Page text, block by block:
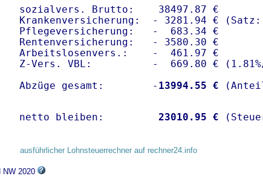
sozialvers. Brutto:    38497.87 €
Krankenversicherung:  - 3281.94 €
Pflegeversicherung:   -  683.34 €
Rentenversicherung:   - 3580.30 €
Arbeitslosenvers.:    -  461.97 €
Z-Vers. VBL:          -  669.80 € ( 1.81%
Abzüge gesamt:        - 13994.55 €
netto bleiben: 23010.95 €
ausführlicher Lohnsteuerrechner auf rechner24.info
NW 2020